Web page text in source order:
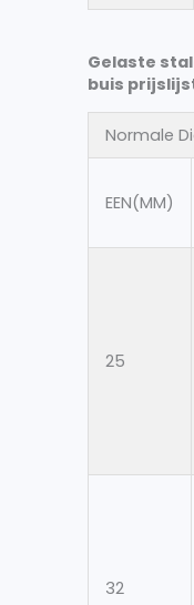
Gelaste
buis
Normale
EEN(MM)
25
32